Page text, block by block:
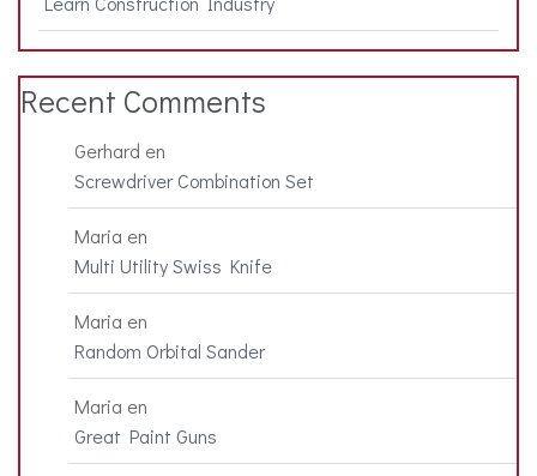
Recent Comments
Gerhard en
Screwdriver Combination Set
Maria en
Multi Utility Swiss Knife
Maria en
Random Orbital Sander
Maria en
Great Paint Guns